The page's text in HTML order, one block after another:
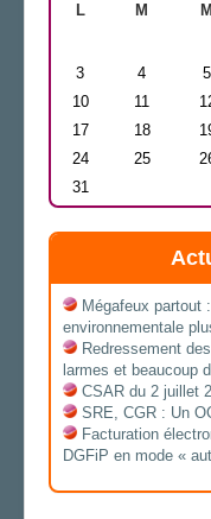
L M M
3
4 5
10 11
17
18
24
25
31
Mégafeux
environnementale
Redressement
larmes et beaucoup
CSAR du 2 juillet
SRE, CGR : Un
Facturation
DGFiP en mode «